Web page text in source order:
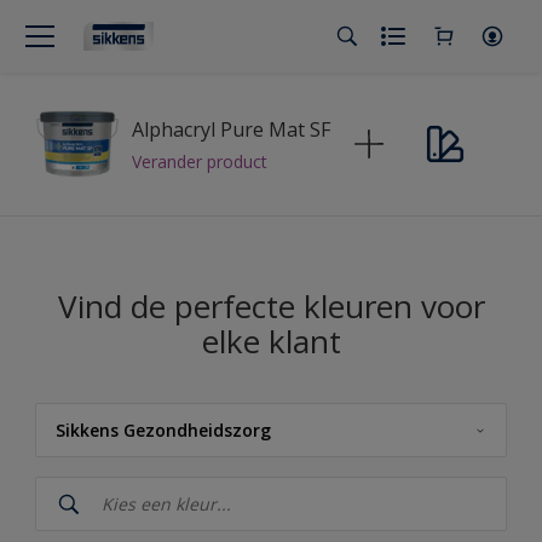
Alphacryl Pure Mat SF
Verander product
Vind de perfecte kleuren voor
elke klant
Sikkens Gezondheidszorg
Sikkens